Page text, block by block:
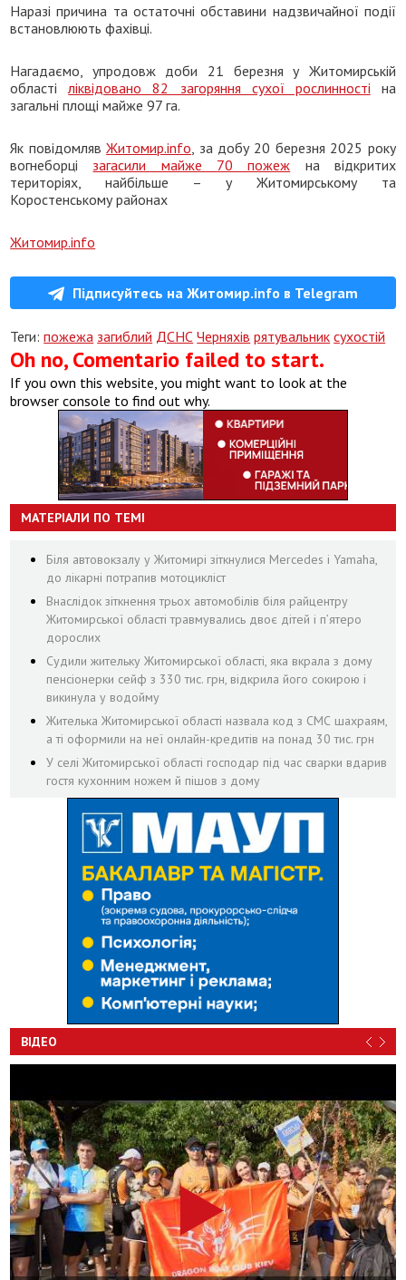
Наразі причина та остаточні обставини надзвичайної події
встановлюють фахівці.
Нагадаємо, упродовж доби 21 березня у Житомирській
областіліквідовано 82 загоряння сухої рослинності на
загальні площі майже 97 га.
Як повідомлявЖитомир.info , за добу 20 березня 2025 року
вогнеборці загасили майже 70 пожеж на відкритих
територіях, найбільше – у Житомирському та
Коростенському районах
Житомир.info
Підписуйтесь на Житомир.info в Telegram
Теги:пожежа загиблий ДСНС Черняхів рятувальник сухостій
Oh no, Comentario failed to start.
If you own this website, you might want to look at the
browser console to find out why.
МАТЕРІАЛИ ПО ТЕМІ
Біля автовокзалу у Житомирі зіткнулися Mercedes і Yamaha,
до лікарні потрапив мотоцикліст
Внаслідок зіткнення трьох автомобілів біля райцентру
Житомирської області травмувались двоє дітей і пʼятеро
дорослих
Судили жительку Житомирської області, яка вкрала з дому
пенсіонерки сейф з 330 тис. грн, відкрила його сокирою і
викинула у водойму
Жителька Житомирської області назвала код з СМС шахраям,
а ті оформили на неї онлайн-кредитів на понад 30 тис. грн
У селі Житомирської області господар під час сварки вдарив
гостя кухонним ножем й пішов з дому
ВІДЕО